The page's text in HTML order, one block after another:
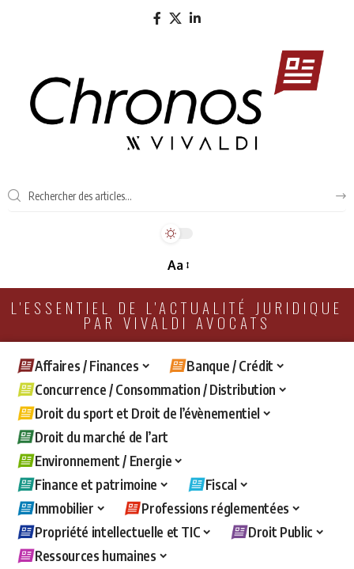
Aa
L'ESSENTIEL DE L'ACTUALITÉ JURIDIQUE
PAR VIVALDI AVOCATS
Affaires / Finances
Banque / Crédit
Concurrence / Consommation / Distribution
Droit du sport et Droit de l’évènementiel
Droit du marché de l’art
Environnement / Energie
Finance et patrimoine
Fiscal
Immobilier
Professions réglementées
Propriété intellectuelle et TIC
Droit Public
Ressources humaines